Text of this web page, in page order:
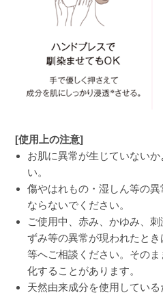
[使用上の注意]
お肌に異常が生じていない
い。
傷やはれもの・湿しん等の
ならないでください。
ご使用中、赤み、かゆみ、
ずみ等の異常が現われたと
等へご相談ください。その
化することがあります。
天然由来成分を使用してい